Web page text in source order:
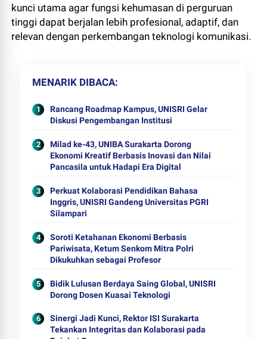
kunci utama agar fungsi kehumasan di perguruan
tinggi dapat berjalan lebih profesional, adaptif, dan
relevan dengan perkembangan teknologi komunikasi.
MENARIK DIBACA
Rancang Roadmap Kampus, UNISRI Gelar
Diskusi Pengembangan Institusi
Milad ke-43, UNIBA Surakarta Dorong
Ekonomi Kreatif Berbasis Inovasi dan Nilai
Pancasila untuk Hadapi Era Digital
Perkuat Kolaborasi Pendidikan Bahasa
Inggris, UNISRI Gandeng Universitas PGRI
Silampari
Soroti Ketahanan Ekonomi Berbasis
Pariwisata, Ketum Senkom Mitra Polri
Dikukuhkan sebagai Profesor
Bidik Lulusan Berdaya Saing Global, UNISRI
Dorong Dosen Kuasai Teknologi
Sinergi Jadi Kunci, Rektor ISI Surakarta
Tekankan Integritas dan Kolaborasi pada